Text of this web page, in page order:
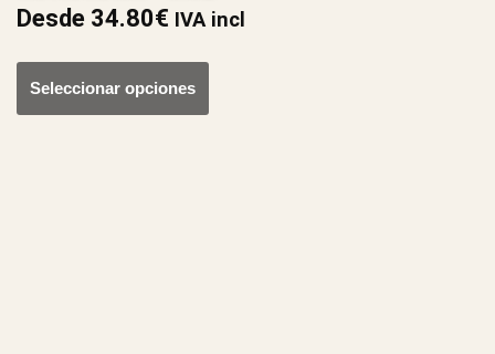
Desde 34.80€ IVA incl
Seleccionar opciones